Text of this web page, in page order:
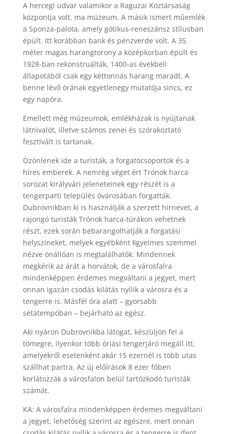
A hercegi udvar valamikor a Raguzai Köztársaság
központja volt, ma múzeum. A másik ismert műemlék
a Sponza-palota, amely gótikus-reneszánsz stílusban
épült. Itt korábban bank és pénzverde volt. A 35
méter magas harangtorony a középkorban épült és
1928-ban rekonstruálták, 1400-as évekbeli
állapotából csak egy kéttonnás harang maradt. A
benne lévő órának egyetlenegy mutatója sincs, ez
egy napóra.
Emellett még múzeumok, emlékházak is nyújtanak
látnivalót, illetve számos zenei és szórakoztató
fesztivált is tartanak.
Özönlenek ide a turisták, a forgatócsoportok és a
híres emberek. A nemrég véget ért Trónok harca
sorozat királyvári jeleneteinek egy részét is a
tengerparti település óvárosában forgatták.
Dubrovnikban ki is használják a szerzett hírnevet, a
rajongó turisták Trónok harca-túrákon vehetnek
részt, ezek során bebarangolhatják a forgatási
helyszíneket, melyek egyébként ﬁgyelmes szemmel
nézve önállóan is megtalálhatók. Mindennek
megkérik az árát a horvátok, de a városfalra
mindenképpen érdemes megváltani a jegyet, mert
onnan igazán csodás kilátás nyílik a városra és a
tengerre is. Másfél óra alatt – gyorsabb
sétatempóban – bejárható az egész.
Aki nyáron Dubrovnikba látogat, készüljön fel a
tömegre, ilyenkor több óriási tengerjáró megáll itt,
amelyekről esetenként akár 15 ezernél is több utas
szállhat partra. Az új előírások 8 ezer főben
korlátozzák a városfalon belül tartózkodó turisták
számát.
KA: A városfalra mindenképpen érdemes megváltani
a jegyet, lehetőség szerint az egészre, mert onnan